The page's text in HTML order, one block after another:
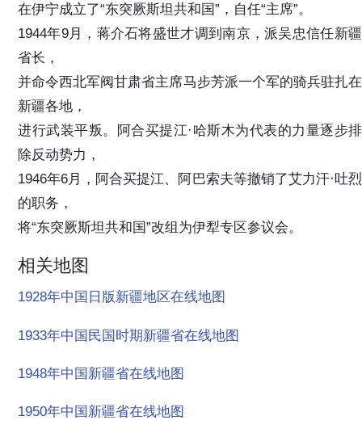
在伊宁成立了“东突厥斯坦共和国”，自任“主席”。
1944年9月，蒋介石将盛世才调到南京，派吴忠信任新疆
省长，
并命令西北军阀甘肃省主席马步芳派一个军的骑兵驻扎在
新疆各地，
进行武装平叛。阿合买提江·哈斯木为代表的力量逐步排
除反动势力，
1946年6月，阿合买提江、阿巴索夫等撤销了艾力汗·吐烈
的职务，
将“东突厥斯坦共和国”改组为伊犁专区参议会。
相关地图
1928年中国日版新疆地区在线地图
1933年中国民国时期新疆省在线地图
1948年中国新疆省在线地图
1950年中国新疆省在线地图